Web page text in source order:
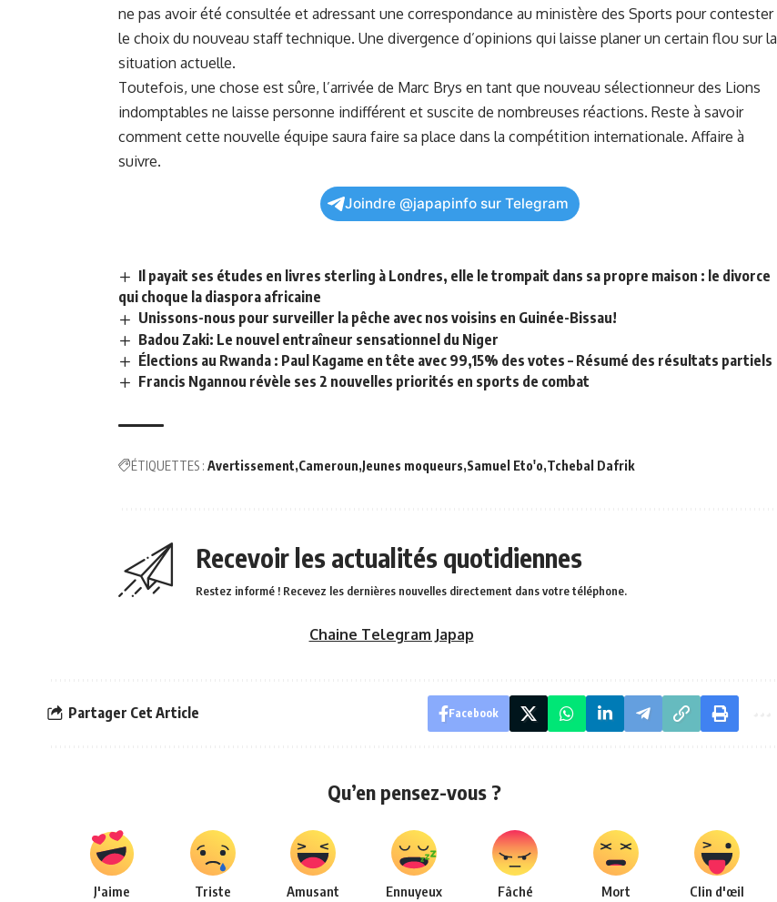
ne⁢ pas⁢ avoir été⁢ consultée et adressant ‌une correspondance au ministère des Sports pour contester​
le choix du‌ nouveau staff technique. ‍Une divergence​ d’opinions qui laisse⁣ planer un certain flou ‌sur la‌
situation‍ actuelle.
Toutefois, ‍une chose est sûre, l’arrivée de Marc Brys en tant⁤ que nouveau sélectionneur des Lions
⁤indomptables⁤ ne laisse personne indifférent et suscite de nombreuses réactions. Reste ‌à savoir⁣
comment cette ​nouvelle ‌équipe saura​ faire sa place ‌dans la compétition internationale. Affaire à
suivre.
Joindre @japapinfo sur Telegram
Il payait ses études en livres sterling à Londres, elle le trompait dans sa propre maison : le divorce
qui choque la diaspora africaine
Unissons-nous pour surveiller la pêche avec nos voisins en Guinée-Bissau!
Badou Zaki: Le nouvel entraîneur sensationnel du Niger
Élections au Rwanda : Paul Kagame en tête avec 99,15% des votes – Résumé des résultats partiels
Francis Ngannou révèle ses 2 nouvelles priorités en sports de combat
ÉTIQUETTES : Avertissement Cameroun Jeunes moqueurs Samuel Eto'o Tchebal Dafrik
Recevoir les actualités quotidiennes
Restez informé ! Recevez les dernières nouvelles directement dans votre téléphone.
Chaine Telegram Japap
Partager Cet Article Facebook
Qu’en pensez-vous ?
J'aime Triste Amusant Ennuyeux Fâché Mort Clin d'œil